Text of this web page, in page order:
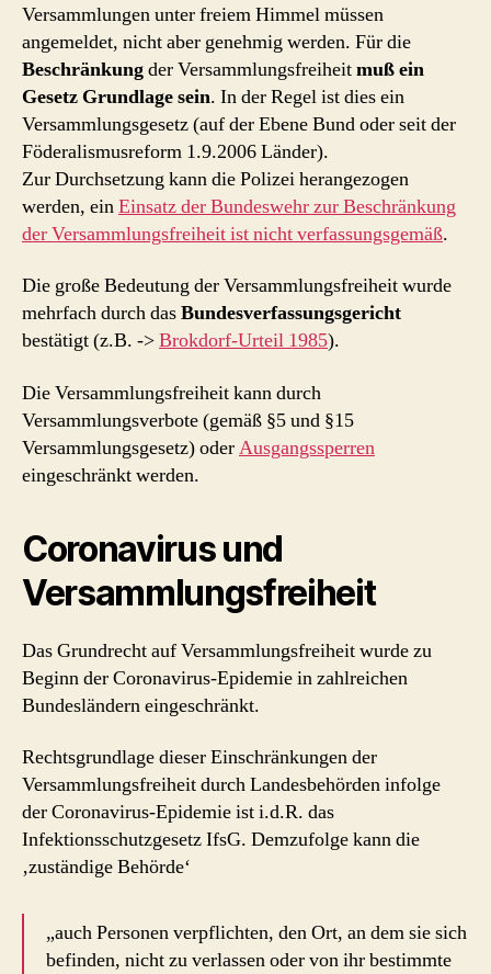
Versammlungen unter freiem Himmel müssen
angemeldet, nicht aber genehmig werden. Für die
Beschränkungder Versammlungsfreiheitmuß ein
Gesetz Grundlage sein. In der Regel ist dies ein
Versammlungsgesetz (auf der Ebene Bund oder seit der
Föderalismusreform 1.9.2006 Länder).
Zur Durchsetzung kann die Polizei herangezogen
werden, einEinsatz der Bundeswehr zur Beschränkung
der Versammlungsfreiheit ist nicht verfassungsgemäß.
Die große Bedeutung der Versammlungsfreiheit wurde
mehrfach durch dasBundesverfassungsgericht
bestätigt (z.B. ->Brokdorf-Urteil 1985).
Die Versammlungsfreiheit kann durch
Versammlungsverbote (gemäß §5 und §15
Versammlungsgesetz) oderAusgangssperren
eingeschränkt werden.
Coronavirus und
Versammlungsfreiheit
Das Grundrecht auf Versammlungsfreiheit wurde zu
Beginn der Coronavirus-Epidemie in zahlreichen
Bundesländern eingeschränkt.
Rechtsgrundlage dieser Einschränkungen der
Versammlungsfreiheit durch Landesbehörden infolge
der Coronavirus-Epidemie ist i.d.R. das
Infektionsschutzgesetz IfsG. Demzufolge kann die
‚zuständige Behörde‘
„auch Personen verpflichten, den Ort, an dem sie sich
befinden, nicht zu verlassen oder von ihr bestimmte